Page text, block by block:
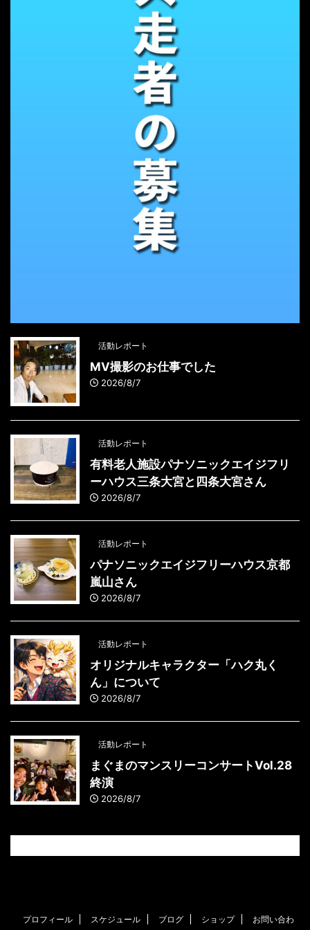
活動レポート
MV撮影のお仕事でした
2026/8/7
活動レポート
有料老人施設パナソニックエイジフリ
ーハウス三条大宮と四条大宮さん
2026/8/7
活動レポート
パナソニックエイジフリーハウス京都
嵐山さん
2026/8/7
活動レポート
オリジナルキャラクター「ハク丸く
ん」について
2026/8/7
活動レポート
まぐまのマンスリーコンサートVol.28
終演
2026/8/7
プロフィール スケジュール ブログ ショップ
お問い合わ